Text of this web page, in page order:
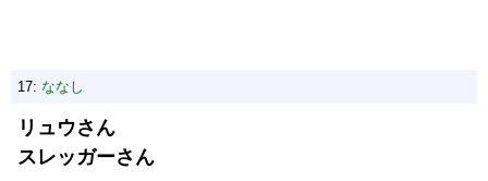
17: ななし
リュウさん
スレッガーさん